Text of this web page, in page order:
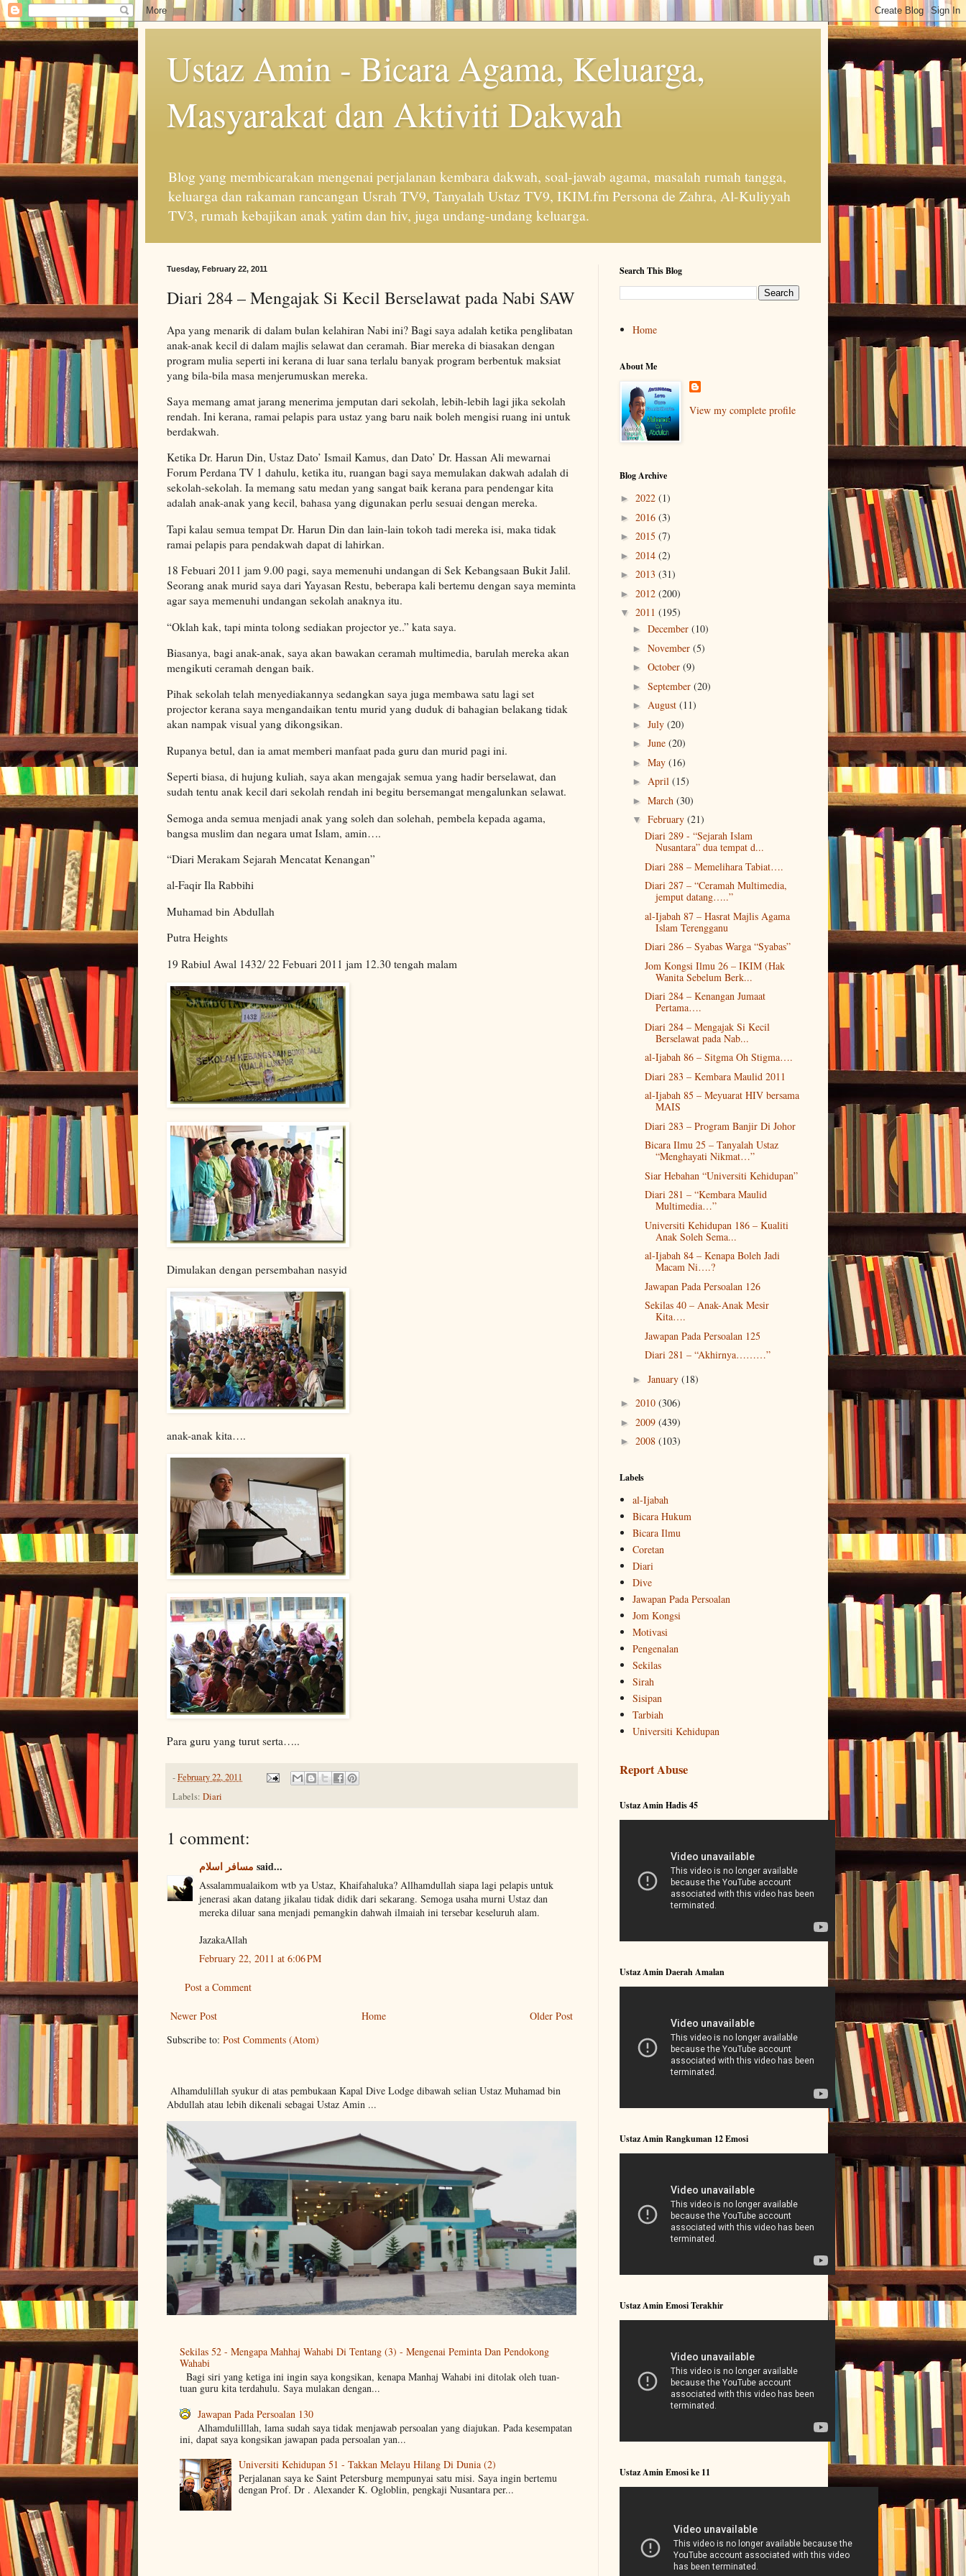
Ustaz Amin - Bicara Agama, Keluarga,
Masyarakat dan Aktiviti Dakwah
Blog yang membicarakan mengenai perjalanan kembara dakwah, soal-jawab agama, masalah rumah tangga,
keluarga dan rakaman rancangan Usrah TV9, Tanyalah Ustaz TV9, IKIM.fm Persona de Zahra, Al-Kuliyyah
TV3, rumah kebajikan anak yatim dan hiv, juga undang-undang keluarga.
Tuesday, February 22, 2011
Diari 284 – Mengajak Si Kecil Berselawat pada Nabi SAW
Apa yang menarik di dalam bulan kelahiran Nabi ini? Bagi saya adalah ketika penglibatan
anak-anak kecil di dalam majlis selawat dan ceramah. Biar mereka di biasakan dengan
program mulia seperti ini kerana di luar sana terlalu banyak program berbentuk maksiat
yang bila-bila masa menjerumuskan mereka.
Saya memang amat jarang menerima jemputan dari sekolah, lebih-lebih lagi jika sekolah
rendah. Ini kerana, ramai pelapis para ustaz yang baru naik boleh mengisi ruang ini untuk
berdakwah.
Ketika Dr. Harun Din, Ustaz Dato’ Ismail Kamus, dan Dato’ Dr. Hassan Ali mewarnai
Forum Perdana TV 1 dahulu, ketika itu, ruangan bagi saya memulakan dakwah adalah di
sekolah-sekolah. Ia memang satu medan yang sangat baik kerana para pendengar kita
adalah anak-anak yang kecil, bahasa yang digunakan perlu sesuai dengan mereka.
Tapi kalau semua tempat Dr. Harun Din dan lain-lain tokoh tadi mereka isi, maka tidak
ramai pelapis para pendakwah dapat di lahirkan.
18 Febuari 2011 jam 9.00 pagi, saya memenuhi undangan di Sek Kebangsaan Bukit Jalil.
Seorang anak murid saya dari Yayasan Restu, beberapa kali bertemu dengan saya meminta
agar saya memenuhi undangan sekolah anaknya itu.
“Oklah kak, tapi minta tolong sediakan projector ye..” kata saya.
Biasanya, bagi anak-anak, saya akan bawakan ceramah multimedia, barulah mereka akan
mengikuti ceramah dengan baik.
Pihak sekolah telah menyediakannya sedangkan saya juga membawa satu lagi set
projector kerana saya mengandaikan tentu murid yang duduk di bahagian belakang tidak
akan nampak visual yang dikongsikan.
Rupanya betul, dan ia amat memberi manfaat pada guru dan murid pagi ini.
Seperti biasa, di hujung kuliah, saya akan mengajak semua yang hadir berselawat, dan
sudah tentu anak kecil dari sekolah rendah ini begitu bersemangat mengalunkan selawat.
Semoga anda semua menjadi anak yang soleh dan solehah, pembela kepada agama,
bangsa muslim dan negara umat Islam, amin….
“Diari Merakam Sejarah Mencatat Kenangan”
al-Faqir Ila Rabbihi
Muhamad bin Abdullah
Putra Heights
19 Rabiul Awal 1432/ 22 Febuari 2011 jam 12.30 tengah malam
Dimulakan dengan persembahan nasyid
anak-anak kita….
Para guru yang turut serta…..
-February 22, 2011
Labels: Diari
1 comment:
مسافر اسلام said...
Assalammualaikom wtb ya Ustaz, Khaifahaluka? Allhamdullah siapa lagi pelapis untuk
jenerasi akan datang jikalau tidak didik dari sekarang. Semoga usaha murni Ustaz dan
mereka diluar sana menjadi pemangkin dahwah ilmaiah ini tersebar keseluruh alam.
JazakaAllah
February 22, 2011 at 6:06 PM
Post a Comment
Newer Post Older Post
Home
Subscribe to: Post Comments (Atom)
Alhamdulillah syukur di atas pembukaan Kapal Dive Lodge dibawah selian Ustaz Muhamad bin
Abdullah atau lebih dikenali sebagai Ustaz Amin ...
Sekilas 52 - Mengapa Mahhaj Wahabi Di Tentang (3) - Mengenai Peminta Dan Pendokong
Wahabi
Bagi siri yang ketiga ini ingin saya kongsikan, kenapa Manhaj Wahabi ini ditolak oleh tuan-
tuan guru kita terdahulu. Saya mulakan dengan...
Jawapan Pada Persoalan 130
Alhamdulilllah, lama sudah saya tidak menjawab persoalan yang diajukan. Pada kesempatan
ini, dapat saya kongsikan jawapan pada persoalan yan...
Universiti Kehidupan 51 - Takkan Melayu Hilang Di Dunia (2)
Perjalanan saya ke Saint Petersburg mempunyai satu misi. Saya ingin bertemu
dengan Prof. Dr . Alexander K. Ogloblin, pengkaji Nusantara per...
Search This Blog
Home
About Me
View my complete profile
Blog Archive
► 2022 (1)
► 2016 (3)
► 2015 (7)
► 2014 (2)
► 2013 (31)
► 2012 (200)
▼ 2011 (195)
► December (10)
► November (5)
► October (9)
► September (20)
► August (11)
► July (20)
► June (20)
► May (16)
► April (15)
► March (30)
▼ February (21)
Diari 289 - “Sejarah Islam
Nusantara” dua tempat d...
Diari 288 – Memelihara Tabiat….
Diari 287 – “Ceramah Multimedia,
jemput datang…..”
al-Ijabah 87 – Hasrat Majlis Agama
Islam Terengganu
Diari 286 – Syabas Warga “Syabas”
Jom Kongsi Ilmu 26 – IKIM (Hak
Wanita Sebelum Berk...
Diari 284 – Kenangan Jumaat
Pertama….
Diari 284 – Mengajak Si Kecil
Berselawat pada Nab...
al-Ijabah 86 – Sitgma Oh Stigma….
Diari 283 – Kembara Maulid 2011
al-Ijabah 85 – Meyuarat HIV bersama
MAIS
Diari 283 – Program Banjir Di Johor
Bicara Ilmu 25 – Tanyalah Ustaz
“Menghayati Nikmat…”
Siar Hebahan “Universiti Kehidupan”
Diari 281 – “Kembara Maulid
Multimedia…”
Universiti Kehidupan 186 – Kualiti
Anak Soleh Sema...
al-Ijabah 84 – Kenapa Boleh Jadi
Macam Ni….?
Jawapan Pada Persoalan 126
Sekilas 40 – Anak-Anak Mesir
Kita….
Jawapan Pada Persoalan 125
Diari 281 – “Akhirnya………”
► January (18)
► 2010 (306)
► 2009 (439)
► 2008 (103)
Labels
al-Ijabah
Bicara Hukum
Bicara Ilmu
Coretan
Diari
Dive
Jawapan Pada Persoalan
Jom Kongsi
Motivasi
Pengenalan
Sekilas
Sirah
Sisipan
Tarbiah
Universiti Kehidupan
Report Abuse
Ustaz Amin Hadis 45
Ustaz Amin Daerah Amalan
Ustaz Amin Rangkuman 12 Emosi
Ustaz Amin Emosi Terakhir
Ustaz Amin Emosi ke 11